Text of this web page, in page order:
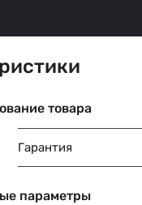
товара
Гарантия
параметры